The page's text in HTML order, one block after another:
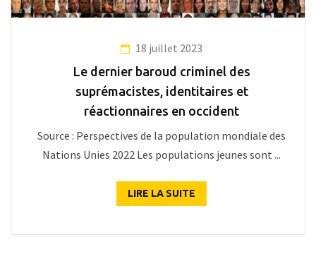
18 juillet 2023
Le dernier baroud criminel des
suprémacistes, identitaires et
réactionnaires en occident
Source : Perspectives de la population mondiale des
Nations Unies 2022 Les populations jeunes sont ...
LIRE LA SUITE